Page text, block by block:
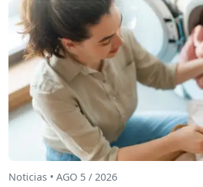
Noticias • AGO 5 / 2026